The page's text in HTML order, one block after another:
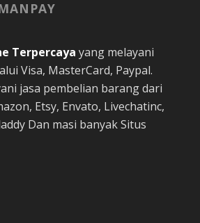
Terpercaya yang melayani
Visa, MasterCard, Paypal.
jasa pembelian barang dari
Etsy, Envato, Livechatinc,
Dan masi banyak Situs